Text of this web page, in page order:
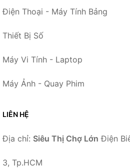
Điện Thoại - Máy Tính Bảng
Thiết Bị Số
Máy Vi Tính - Laptop
Máy Ảnh - Quay Phim
LIÊN HỆ
Địa chỉ: Siêu Thị Chợ Lớn Điện
3, Tp.HCM